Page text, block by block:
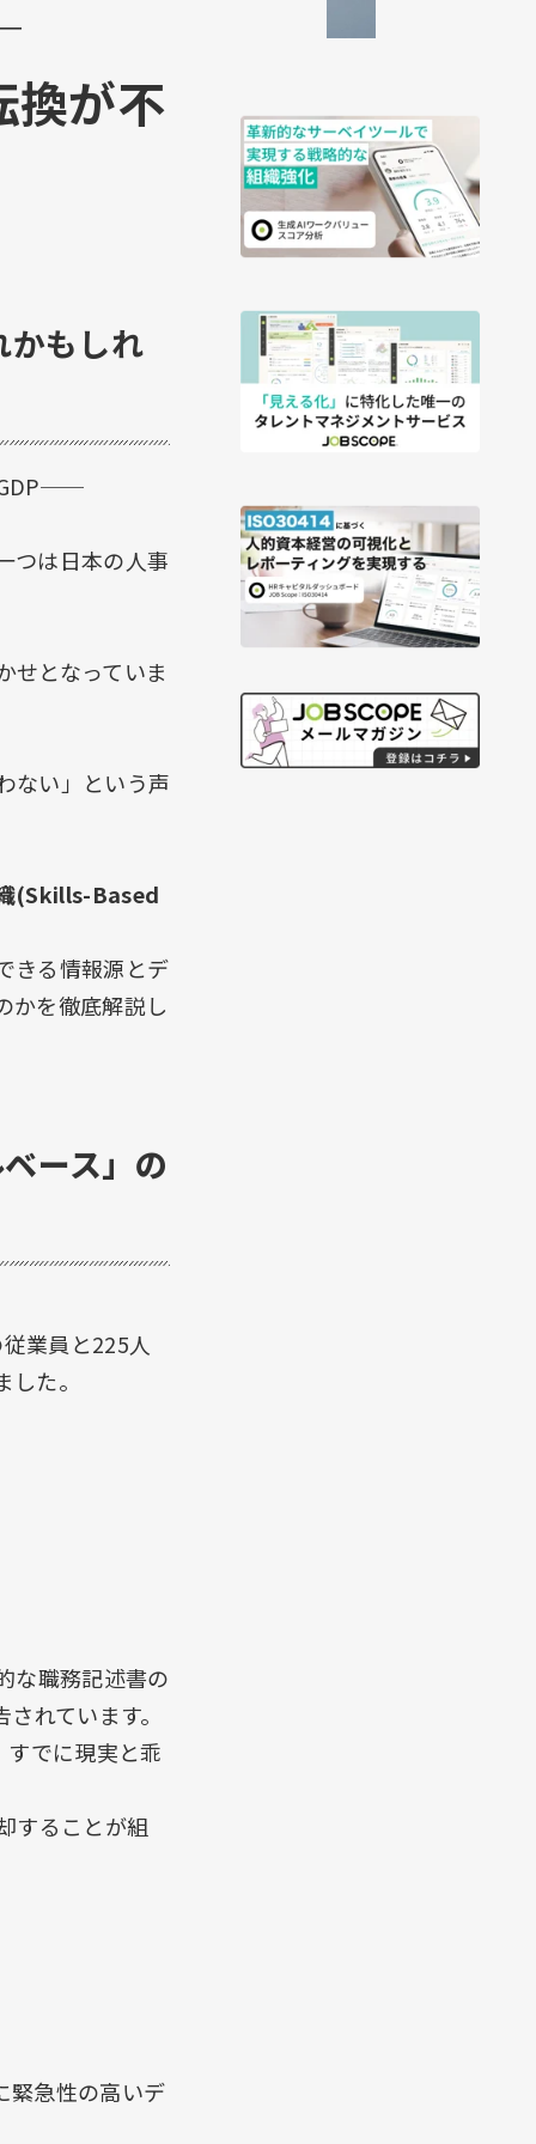
換が不
かもしれ
GDP──
つは日本の人事
せとなっていま
ない」という声
(Skills-Based
きる情報源とデ
かを徹底解説し
ース」の
業員と225人
た。
な職務記述書の
れています。
でに現実と乖
することが組
緊急性の高いデ